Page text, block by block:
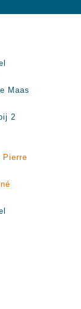
Maas
2
Pierre